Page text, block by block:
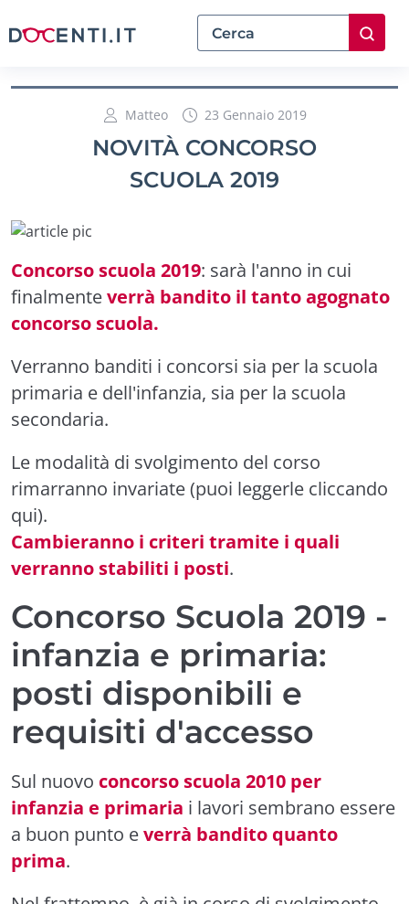
Matteo 23 Gennaio 2019
NOVITÀ CONCORSO
SCUOLA 2019
Concorso scuola 2019: sarà l'anno in cui
finalmenteverrà bandito il tanto agognato
concorso scuola.
Verranno banditi i concorsi sia per la scuola
primaria e dell'infanzia, sia per la scuola
secondaria.
Le modalità di svolgimento del corso
rimarranno invariate (puoi leggerle cliccando
qui).
Cambieranno i criteri tramite i quali
verranno stabiliti i posti.
Concorso Scuola 2019 -
infanzia e primaria:
posti disponibili e
requisiti d'accesso
Sul nuovo concorso scuola 2010 per
infanzia e primaria i lavori sembrano essere
a buon punto everrà bandito quanto
prima.